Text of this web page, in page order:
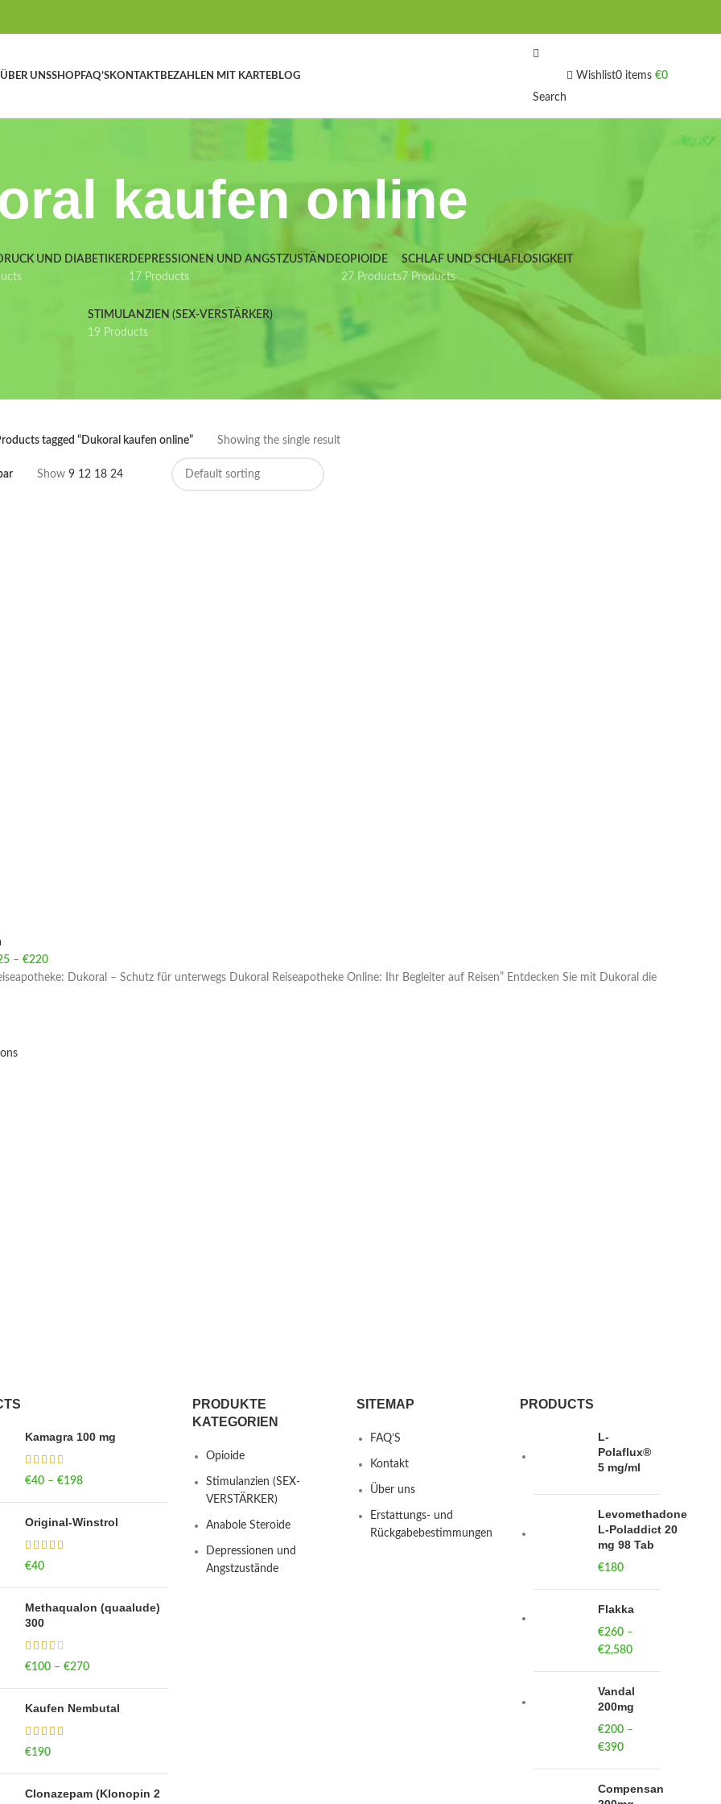
ÜBER UNSSHOPFAQ’SKONTAKTBEZAHLEN MIT KARTEBLOG
Search
Wishlist0 items €0
kaufen online
UND DIABETIKERDEPRESSIONEN UND ANGSTZUSTÄNDE
17 Products
OPIOIDE
27 Products
SCHLAF UND SCHLAFLOSIGKEIT
7 Products
STIMULANZIEN (SEX-VERSTÄRKER)
19 Products
tagged “Dukoral kaufen online” Showing the single result
Show 9 12 18 24
– €220Price range: €25 through €220
Dukoral – Schutz für unterwegs Dukoral Reiseapotheke Online: Ihr Begleiter auf Reisen” Entdecken Sie mit Dukoral die
Kamagra 100 mg
€40 – €198Price range: €40
Original-Winstrol
€40
Methaqualon (quaalude)
300
€100 – €270Price range: €100
Kaufen Nembutal
€190
Clonazepam (Klonopin 2
PRODUKTE
KATEGORIEN
Opioide
Stimulanzien (SEX-
VERSTÄRKER)
Anabole Steroide
Depressionen und
Angstzustände
SITEMAP
FAQ’S
Kontakt
Über uns
Erstattungs- und
Rückgabebestimmungen
PRODUCTS
L-
Polaflux®
5 mg/ml
Levomethadone
L-Poladdict 20
mg 98 Tab
€180
Flakka
€260 –
€2,580
€260
through
Vandal
200mg
€200 –
€390
through
Compensan